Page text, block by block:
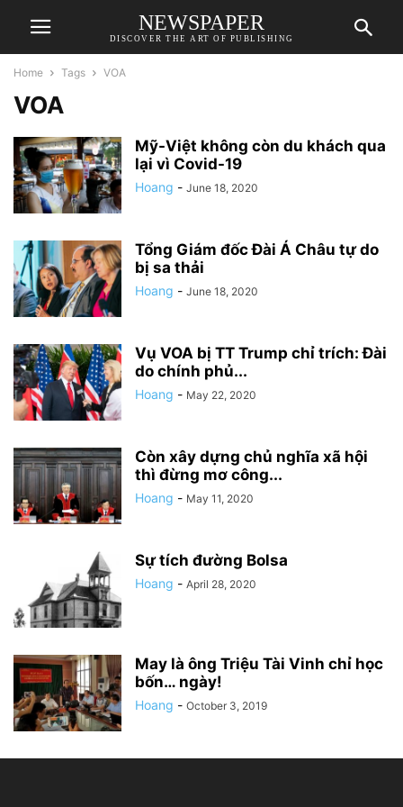
NEWSPAPER
DISCOVER THE ART OF PUBLISHING
Home Tags VOA
VOA
Mỹ-Việt không còn du khách qua
lại vì Covid-19
Hoang - June 18, 2020
Tổng Giám đốc Đài Á Châu tự do
bị sa thải
Hoang - June 18, 2020
Vụ VOA bị TT Trump chỉ trích: Đài
do chính phủ...
Hoang - May 22, 2020
Còn xây dựng chủ nghĩa xã hội
thì đừng mơ công...
Hoang - May 11, 2020
Sự tích đường Bolsa
Hoang - April 28, 2020
May là ông Triệu Tài Vinh chỉ học
bốn… ngày!
Hoang - October 3, 2019